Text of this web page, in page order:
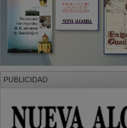
PUBLICIDAD